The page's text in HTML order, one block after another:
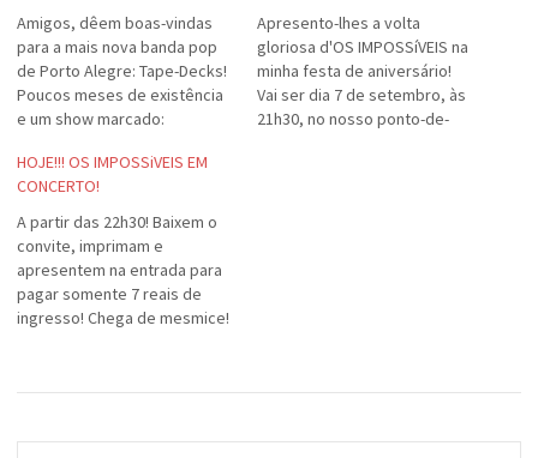
Amigos, dêem boas-vindas
para a mais nova banda pop
de Porto Alegre: Tape-Decks!
Poucos meses de existência
e um show marcado:
abrindo para Os Impossíveis!
Não percam! Mais
informações, vamos colocar
aqui: www.tape-decks.tk.
Aguardem!
Apresento-lhes a volta
gloriosa d'OS IMPOSSíVEIS na
minha festa de aniversário!
Vai ser dia 7 de setembro, às
21h30, no nosso ponto-de-
HOJE!!! OS IMPOSSiVEIS EM
CONCERTO!
A partir das 22h30! Baixem o
convite, imprimam e
apresentem na entrada para
pagar somente 7 reais de
ingresso! Chega de mesmice!
tocam!